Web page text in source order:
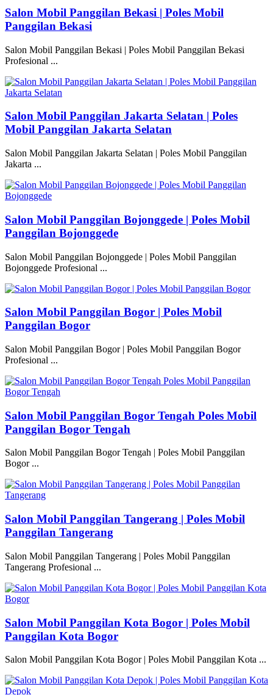
Salon Mobil Panggilan Bekasi | Poles Mobil
Panggilan Bekasi
Salon Mobil Panggilan Bekasi | Poles Mobil Panggilan Bekasi
Profesional ...
Salon Mobil Panggilan Jakarta Selatan | Poles
Mobil Panggilan Jakarta Selatan
Salon Mobil Panggilan Jakarta Selatan | Poles Mobil Panggilan
Jakarta ...
Salon Mobil Panggilan Bojonggede | Poles Mobil
Panggilan Bojonggede
Salon Mobil Panggilan Bojonggede | Poles Mobil Panggilan
Bojonggede Profesional ...
Salon Mobil Panggilan Bogor | Poles Mobil
Panggilan Bogor
Salon Mobil Panggilan Bogor | Poles Mobil Panggilan Bogor
Profesional ...
Salon Mobil Panggilan Bogor Tengah Poles Mobil
Panggilan Bogor Tengah
Salon Mobil Panggilan Bogor Tengah | Poles Mobil Panggilan
Bogor ...
Salon Mobil Panggilan Tangerang | Poles Mobil
Panggilan Tangerang
Salon Mobil Panggilan Tangerang | Poles Mobil Panggilan
Tangerang Profesional ...
Salon Mobil Panggilan Kota Bogor | Poles Mobil
Panggilan Kota Bogor
Salon Mobil Panggilan Kota Bogor | Poles Mobil Panggilan Kota ...